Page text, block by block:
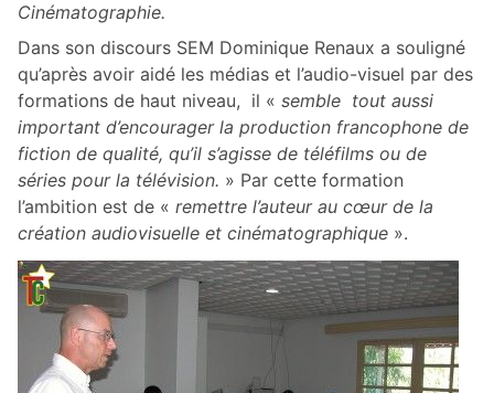
Cinématographie.
Dans son discours SEM Dominique Renaux a souligné
qu’après avoir aidé les médias et l’audio-visuel par des
formations de haut niveau, il « semble tout aussi
important d’encourager la production francophone de
fiction de qualité, qu’il s’agisse de téléfilms ou de
séries pour la télévision. » Par cette formation
l’ambition est de « remettre l’auteur au cœur de la
création audiovisuelle et cinématographique ».